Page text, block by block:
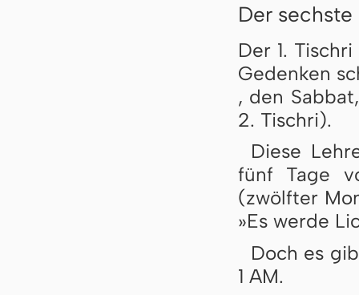
Der
Der 1.
Gedenken
, den
2. Tischri).
Diese
fünf Tage
(zwölfter
»Es werde
Doch es
1 AM.